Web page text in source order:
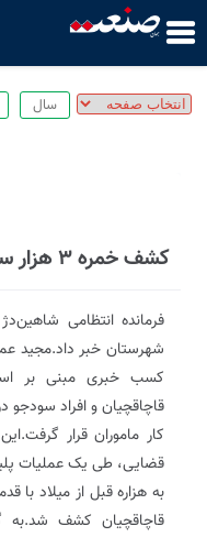
کشف خمره ۳ هزار ساله در شاهین‌دژ
فرمانده انتظامی
شهرستان خبر داد.مجید
کسب خبری مبنی بر
قاچاقچیان و افراد
کار ماموران قرار
قضایی، طی یک عملیات
به هزاره قبل از میلاد
قاچاقچیان کشف شد.به